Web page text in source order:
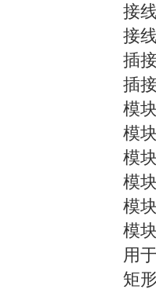
接
接
插
插
模
模
模
模
模
模
用
矩